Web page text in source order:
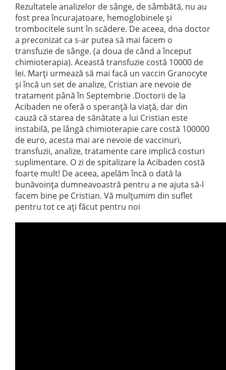
Rezultatele analizelor de sânge, de sâmbătă, nu au
fost prea încurajatoare, hemoglobinele și
trombocitele sunt în scădere. De aceea, dna doctor
a preconizat ca s-ar putea să mai facem o
transfuzie de sânge. (a doua de când a început
chimioterapia). Această transfuzie costă 10000 de
lei. Marți urmează să mai facă un vaccin Granocyte
și încă un set de analize, Cristian are nevoie de
tratament până în Septembrie .Doctorii de la
Acibaden ne oferă o speranță la viață, dar din
cauză că starea de sănătate a lui Cristian este
instabilă, pe lângă chimioterapie care costă 100000
de euro, acesta mai are nevoie de vaccinuri,
transfuzii, analize, tratamente care implică costuri
suplimentare. O zi de spitalizare la Acibaden costă
foarte mult! De aceea, apelăm încă o dată la
bunăvoința dumneavoastră pentru a ne ajuta să-l
facem bine pe Cristian. Vă mulțumim din suflet
pentru tot ce ați făcut pentru noi